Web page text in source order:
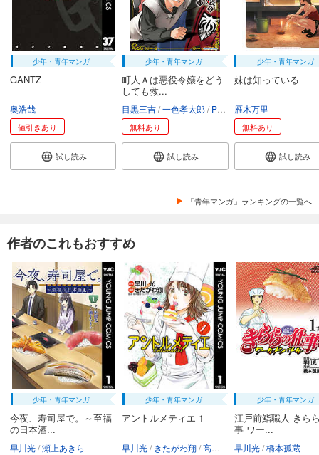
少年・青年マンガ
GANTZ
奥浩哉
値引きあり
試し読み
少年・青年マンガ
町人Ａは悪役令嬢をどう
しても救...
目黒三吉 一色孝太郎 Parum
無料あり
試し読み
少年・青年マンガ
妹は知っている
雁木万里
無料あり
試し読み
「青年マンガ」ランキングの一覧へ
作者のこれもおすすめ
少年・青年マンガ
今夜、寿司屋で。～至福
の日本酒...
早川光 瀬上あきら
少年・青年マンガ
アントルメティエ 1
早川光 きたがわ翔 高木康政（ル パティシエ タカギ）
少年・青年マンガ
江戸前鮨職人 きら
事 ワー...
早川光 橋本孤蔵